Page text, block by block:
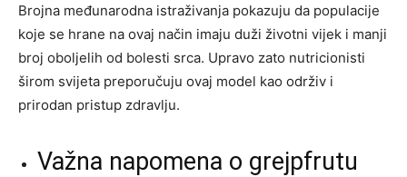
Brojna međunarodna istraživanja pokazuju da populacije
koje se hrane na ovaj način imaju duži životni vijek i manji
broj oboljelih od bolesti srca. Upravo zato nutricionisti
širom svijeta preporučuju ovaj model kao održiv i
prirodan pristup zdravlju.
Važna napomena o grejpfrutu